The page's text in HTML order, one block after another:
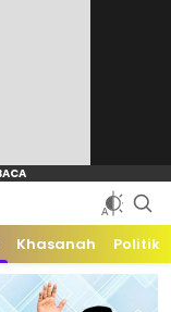
Khasanah Politik